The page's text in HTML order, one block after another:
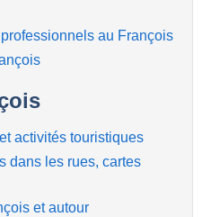
au François
activités touristiques
dans les rues, cartes
et autour